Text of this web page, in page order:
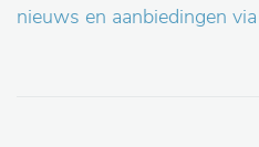
nieuws en aanbiedingen